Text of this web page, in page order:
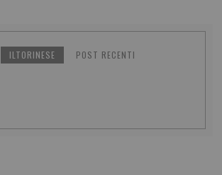
ILTORINESE POST RECENTI